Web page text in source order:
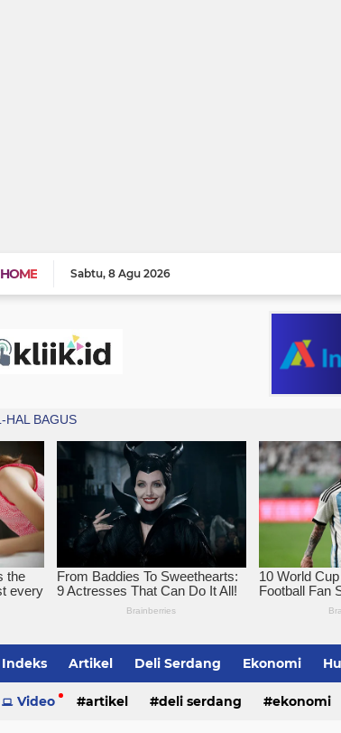
HOME Sabtu 8 Agu 2026
Indeks Artikel Deli Serdang Ekonomi
Simalungun Sumatera Utara Tebing Tinggi
Video artikel deli serdang ekonomi